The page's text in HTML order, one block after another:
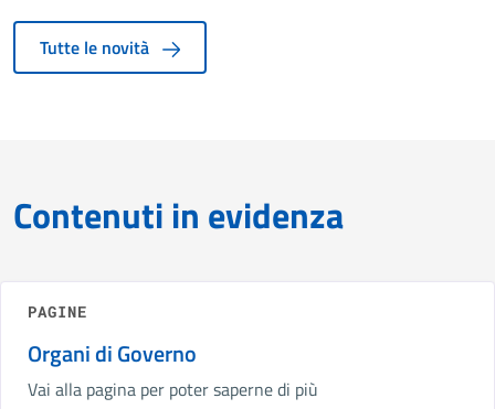
Tutte le novità
Contenuti in evidenza
PAGINE
Organi di Governo
Vai alla pagina per poter saperne di più